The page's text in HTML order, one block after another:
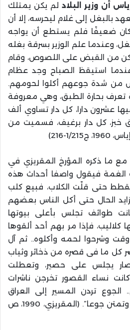
أن وزير البلاد لم يكن يمتلك
بالبغل إلى غلام ليحرسه، إلا أن
ضعيفًا فلم يستطع أن يواجه
وعندما علم الوزير بسرقة بغله
من القبض على اللصوص، وقام
استيقظ الصباح وجد عظام
من شدة جوعهم أكلوا لحومهم.
تعرف بحارة الطبق، وهي معروفة
عشرون دارا، كل دار تساوي ألف
خبز، كل دار برغيف، فسميت من
216)
مع ما ذكره المؤرخ المقريزي في
الغمة فيقول واصفا أحداث هذه
حتى قلّت الكلاب، فبيع كلب
الحال حتى أكل الناس بعضهم
طوائف تجلس بأعلى بيوتها
فإذا مر بهم أحد ألقوها
وشرحوا لحمه وأكلوه.. ثم آل
كل ما فى قصره من ذخائر وثياب
يجلس على حصير، وتعطلت
نساء القصور تخرجن ناشرات
تردن المسير إلى العراق
فتسقطن عند المصلى وتمتن جوعا”. (المقريزي، 1990، ص